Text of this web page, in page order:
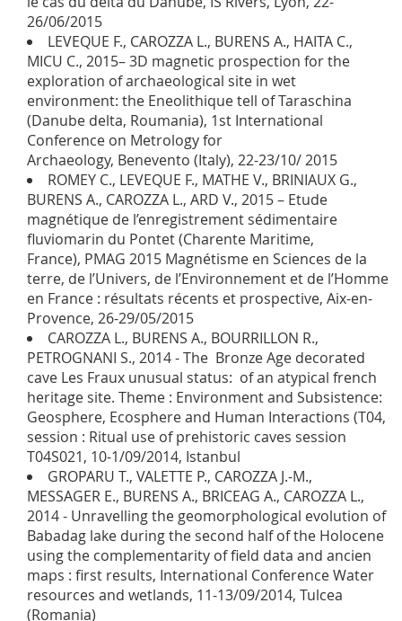
26/06/2015
LEVEQUE F., CAROZZA L., BURENS A., HAITA C.,
MICU C., 2015– 3D magnetic prospection for the
exploration of archaeological site in wet
environment: the Eneolithique tell of Taraschina
(Danube delta, Roumania), 1st International
Conference on Metrology for
Archaeology, Benevento (Italy), 22-23/10/ 2015
ROMEY C., LEVEQUE F., MATHE V., BRINIAUX G.,
BURENS A., CAROZZA L., ARD V., 2015 – Etude
magnétique de l’enregistrement sédimentaire
fluviomarin du Pontet (Charente Maritime,
France), PMAG 2015 Magnétisme en Sciences de la
terre, de l’Univers, de l’Environnement et de l’Homme
en France : résultats récents et prospective, Aix-en-
Provence, 26-29/05/2015
CAROZZA L., BURENS A., BOURRILLON R.,
PETROGNANI S., 2014 - The Bronze Age decorated
cave Les Fraux unusual status: of an atypical french
heritage site. Theme : Environment and Subsistence:
Geosphere, Ecosphere and Human Interactions (T04,
session : Ritual use of prehistoric caves session
T04S021, 10-1/09/2014, Istanbul
GROPARU T., VALETTE P., CAROZZA J.-M.,
MESSAGER E., BURENS A., BRICEAG A., CAROZZA L.,
2014 - Unravelling the geomorphological evolution of
Babadag lake during the second half of the Holocene
using the complementarity of field data and ancien
maps : first results, International Conference Water
resources and wetlands, 11-13/09/2014, Tulcea
(Romania)